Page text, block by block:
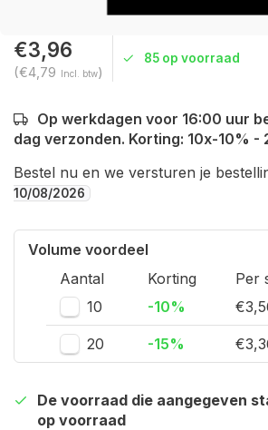
€3,96
(€4,79 Incl. btw)
85 op voorraad
Op werkdagen voor 16:00 uur
dag verzonden. Korting: 10x-10% -
Bestel nu en we versturen je
10/08/2026
Volume voordeel
Aantal
Korting
Per
10
-10%
20 -15%
De voorraad die aangegeven
op voorraad